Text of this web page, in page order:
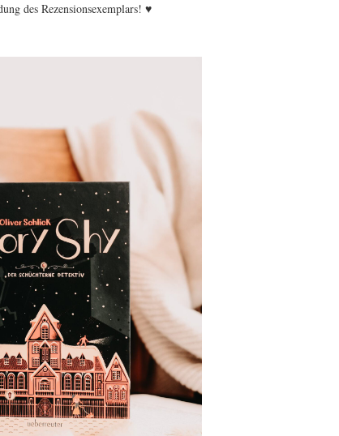
des Rezensionsexemplars! ♥